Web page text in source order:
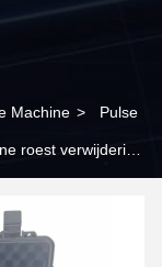
Machine > Pulse
roest verwijdering